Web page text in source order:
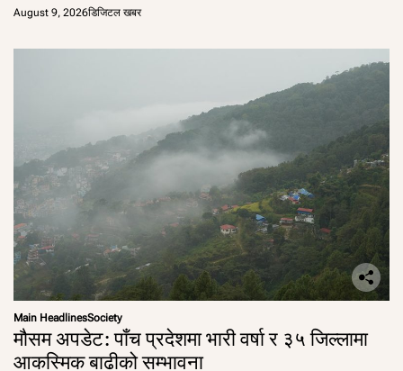
August 9, 2026डिजिटल खबर
Main HeadlinesSociety
मौसम अपडेट: पाँच प्रदेशमा भारी वर्षा र ३५ जिल्लामा
आकस्मिक बाढीको सम्भावना